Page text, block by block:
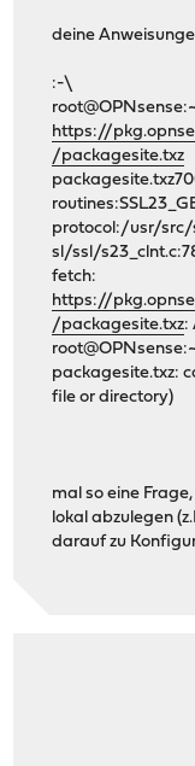
deine
:-\
https://
/packagesite.txz
protocol:/usr/
sl/ssl/
fetch:
https://
/packagesite.txz:
packagesite.txz:
file or directory)
mal so eine
lokal abzulegen
darauf zu